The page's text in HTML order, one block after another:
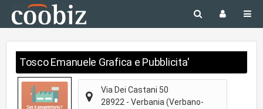
Tosco Emanuele Grafica e Pubblicita'
Via Dei Castani 50
28922 - Verbania (Verbano-